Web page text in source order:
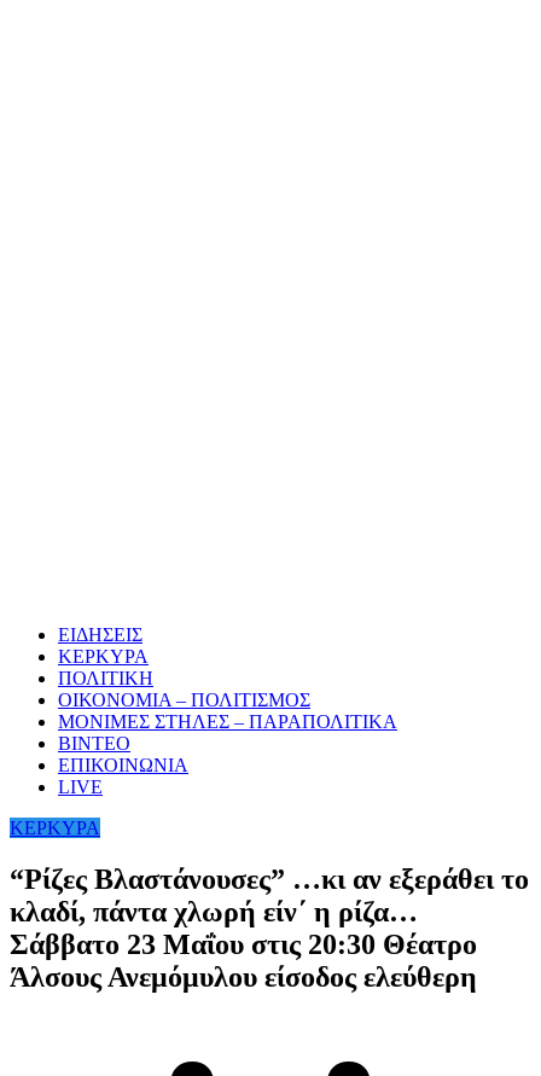
ΕΙΔΗΣΕΙΣ
ΚΕΡΚΥΡΑ
ΠΟΛΙΤΙΚΗ
ΟΙΚΟΝΟΜΙΑ – ΠΟΛΙΤΙΣΜΟΣ
ΜΟΝΙΜΕΣ ΣΤΗΛΕΣ – ΠΑΡΑΠΟΛΙΤΙΚΑ
ΒΙΝΤΕΟ
ΕΠΙΚΟΙΝΩΝΙΑ
LIVE
ΚΕΡΚΥΡΑ
“Ρίζες Βλαστάνουσες” …κι αν εξεράθει το
κλαδί, πάντα χλωρή είν΄ η ρίζα…
Σάββατο 23 Μαΐου στις 20:30 Θέατρο
Άλσους Ανεμόμυλου είσοδος ελεύθερη